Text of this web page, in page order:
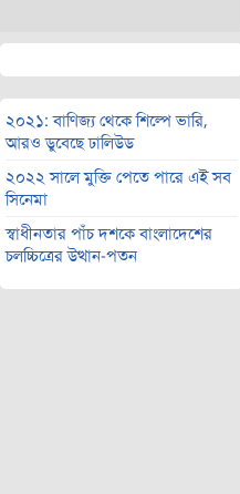
২০২১: বাণিজ্য থেকে শিল্পে ভারি,
আরও ডুবেছে ঢালিউড
২০২২ সালে মুক্তি পেতে পারে এই সব
সিনেমা
স্বাধীনতার পাঁচ দশকে বাংলাদেশের
চলচ্চিত্রের উত্থান-পতন